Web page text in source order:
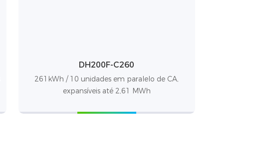
DH200F-C260
261kWh / 10 unidades em paralelo de CA,
expansíveis até 2,61 MWh